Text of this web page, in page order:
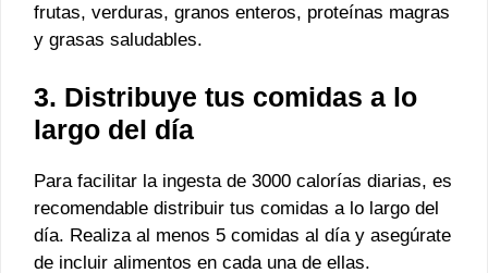
frutas, verduras, granos enteros, proteínas magras
y grasas saludables.
3. Distribuye tus comidas a lo
largo del día
Para facilitar la ingesta de 3000 calorías diarias, es
recomendable distribuir tus comidas a lo largo del
día. Realiza al menos 5 comidas al día y asegúrate
de incluir alimentos en cada una de ellas.